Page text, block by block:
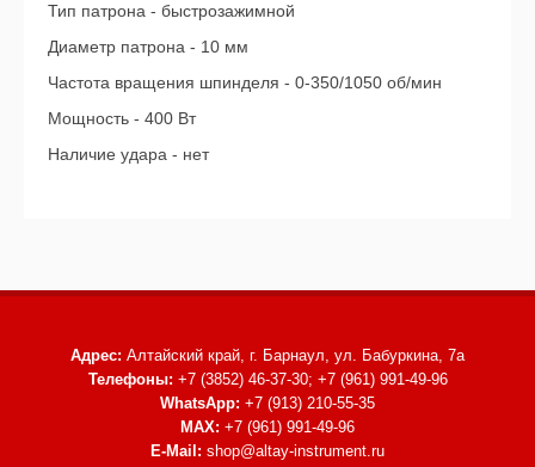
Тип патрона - быстрозажимной
Диаметр патрона - 10 мм
Частота вращения шпинделя - 0-350/1050 об/мин
Мощность - 400 Вт
Наличие удара - нет
Адрес: Алтайский край, г. Барнаул, ул. Бабуркина, 7а
Телефоны: +7 (3852) 46-37-30; +7 (961) 991-49-96
WhatsApp: +7 (913) 210-55-35
MAX: +7 (961) 991-49-96
E-Mail: shop@altay-instrument.ru